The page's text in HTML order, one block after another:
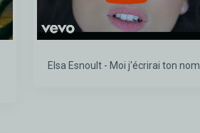
Elsa Esnoult - Moi j'écrirai ton nom